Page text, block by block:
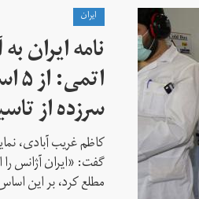
ايران
نامه ایران
سرزده از
کاظم غریب آبادی،
گفت: «ایران آژانس
مطلع کرد، بر این